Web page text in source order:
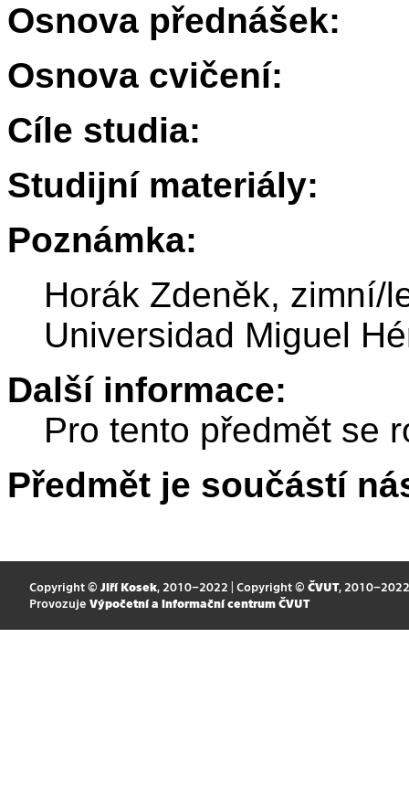
Osnova přednášek:
Osnova cvičení:
Cíle studia:
Studijní materiály:
Poznámka:
Horák Zdeněk, zimní/
Universidad Miguel
Další informace:
Pro tento předmět se
Předmět je součástí
Copyright © Jiří Kosek, 2010–2022 | Copyright © ČVUT, 2010–2022
Provozuje Výpočetní a informační centrum ČVUT